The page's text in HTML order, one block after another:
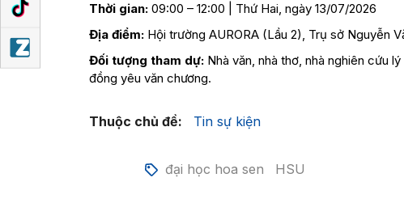
Thời gian:09:00 – 12:00 | Thứ Hai, ngày 13/07/2026
Địa điểm:Hội trường AURORA (Lầu 2), Trụ sở Nguyễn
Đối tượng tham dự:Nhà văn, nhà thơ, nhà nghiên cứu
đồng yêu văn chương.
Thuộc chủ đề: Tin sự kiện
đại học hoa sen HSU